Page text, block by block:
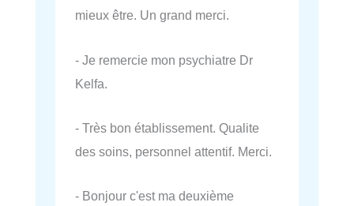
mieux être. Un grand merci.
- Je remercie mon psychiatre Dr
Kelfa.
- Très bon établissement. Qualite
des soins, personnel attentif. Merci.
- Bonjour c'est ma deuxième